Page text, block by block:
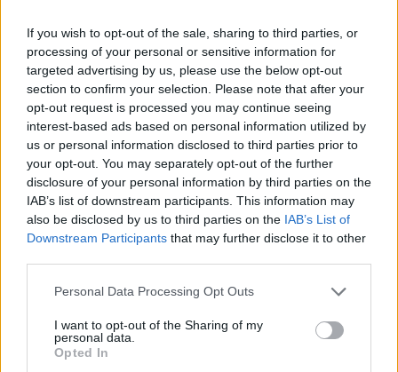
If you wish to opt-out of the sale, sharing to third parties, or
processing of your personal or sensitive information for
targeted advertising by us, please use the below opt-out
section to confirm your selection. Please note that after your
opt-out request is processed you may continue seeing
interest-based ads based on personal information utilized by
us or personal information disclosed to third parties prior to
your opt-out. You may separately opt-out of the further
disclosure of your personal information by third parties on the
IAB’s list of downstream participants. This information may
also be disclosed by us to third parties on the IAB’s List of
Downstream Participants that may further disclose it to other
Please note that this website/app uses one or more Google
not limited to your visit or usage behaviour. You may click to
grant or deny consent to Google and its third-party tags to
use your data for below specified purposes in below Google
Personal Data Processing Opt Outs
I want to opt-out of the Sharing of my
personal data.
Opted In
comunidad. Al final, caminar es un acto de
libertad y responsabilidad hacia nosotros
mismos y hacia el mundo que nos rodea. ¿Qué
historias te esperan a lo largo de tu camino?
«`
AUTOR
Staff